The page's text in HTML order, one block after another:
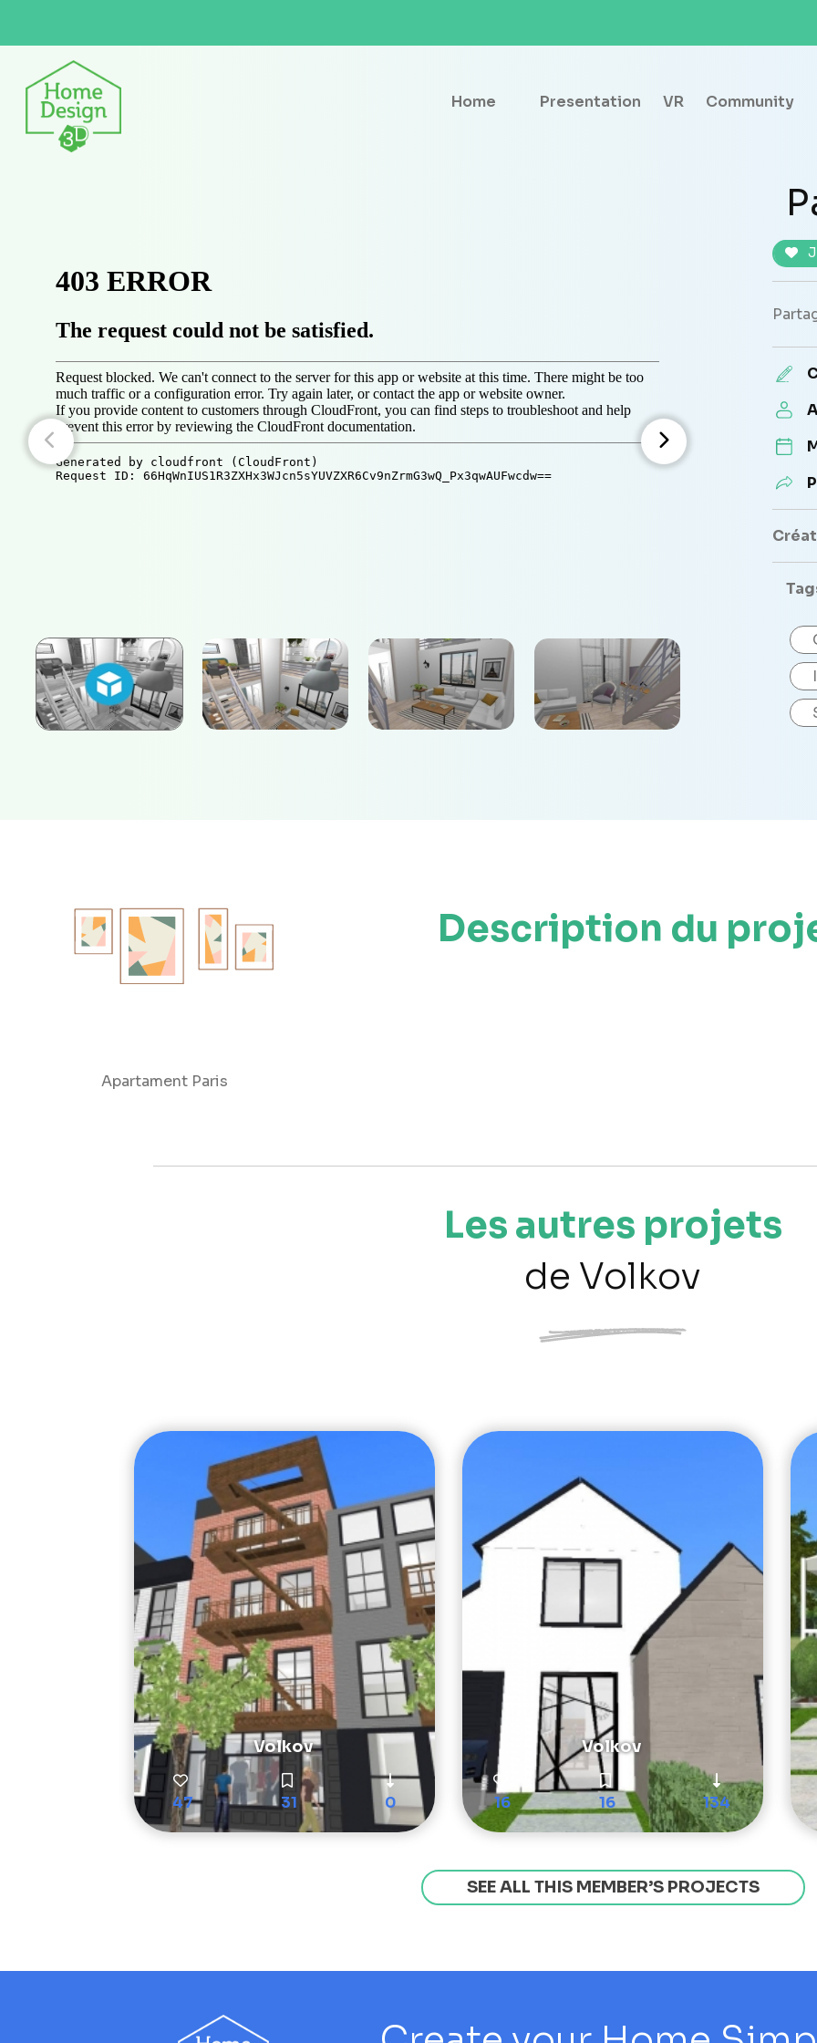
Home Presentation VR Community
Description du
Apartament Paris
Les autres projets
de Volkov
Volkov
47 31 0
Volkov
16 16 134
SEE ALL THIS MEMBER’S PROJECTS